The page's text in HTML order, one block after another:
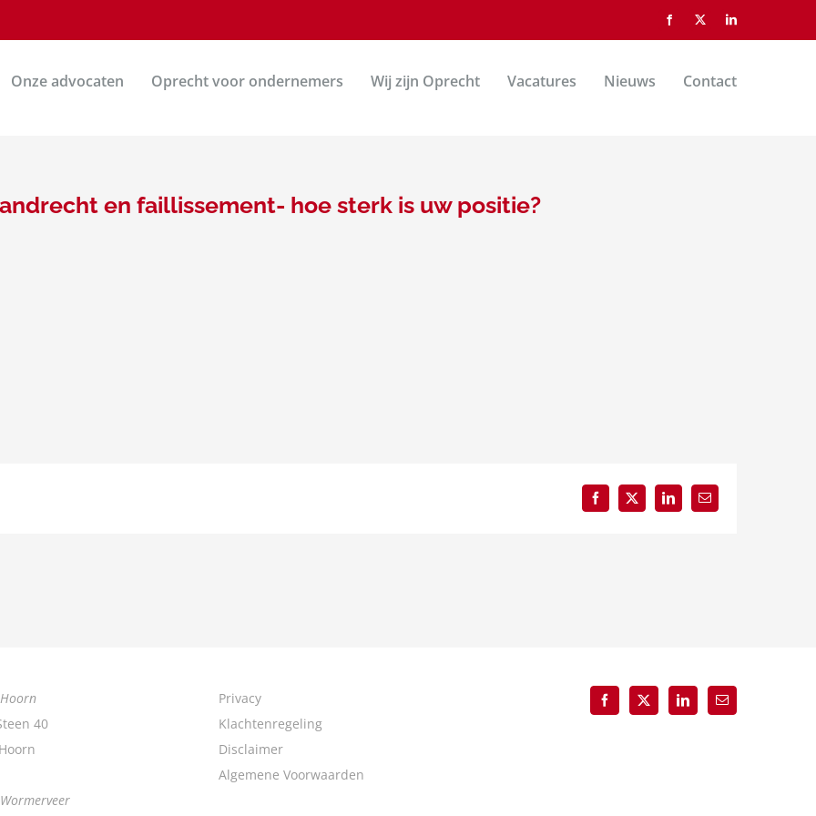
Facebook
X LinkedIn
Onze advocaten Oprecht voor ondernemers Wij zijn Oprecht Vacatures Nieuws Contact
en faillissement- hoe sterk is uw positie?
Facebook
X LinkedIn
E-
mail
40
Privacy
Klachtenregeling
Disclaimer
Algemene Voorwaarden